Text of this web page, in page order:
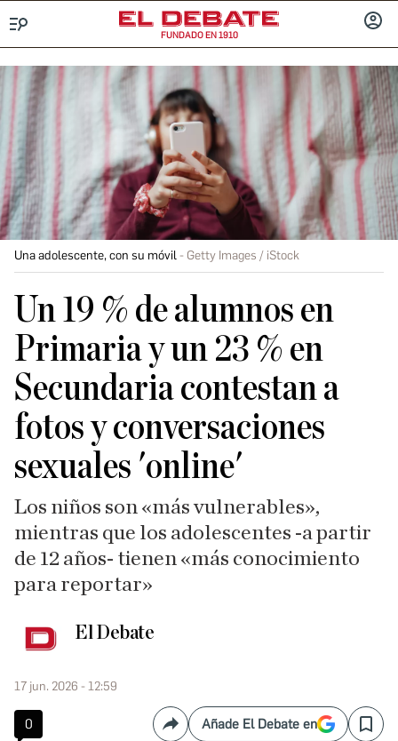
FUNDADO EN 1910
Una adolescente, con su móvil Getty Images / iStock
Un 19 % de alumnos en
Primaria y un 23 % en
Secundaria contestan a
fotos y conversaciones
sexuales 'online'
Los niños son «más vulnerables»,
mientras que los adolescentes -a partir
de 12 años- tienen «más conocimiento
para reportar»
El Debate
17 jun. 2026 - 12:59
0 CompartirAñade El Debate en Save